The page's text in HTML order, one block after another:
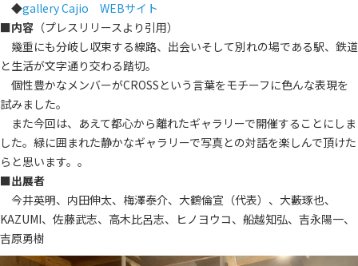
◆gallery Cajio WEBサイト
■内容 （プレスリリースより引用）
幾重にも分岐し収束する線路、出会いそして別れの場である駅、鉄道
と生活が文字通り交わる踏切。
個性豊かなメンバーがCROSSという言葉をモチーフに色んな表現を
試みました。
また今回は、あえて都心から離れたギャラリーで開催することにしま
した。緑に囲まれた静かなギャラリーで写真との対話を楽しんで頂けた
らと思います。。
■出展者
今井英明、内田伸太、梅澤泰介、大鶴倫宣（代表）、大藪琢也、
KAZUMI、佐藤武志、高木比呂志、ヒノヨウコ、船越知弘、吉永陽一、
吉原勇樹